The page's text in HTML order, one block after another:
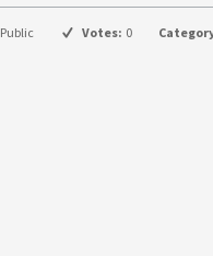
Public Votes: 0